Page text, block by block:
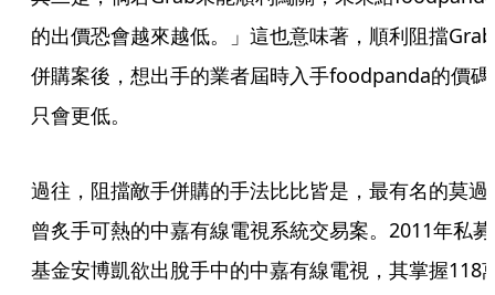
的出價恐會越來越低。」這也意味著，順利阻擋Grab
併購案後，想出手的業者屆時入手foodpanda的價碼
只會更低。
過往，阻擋敵手併購的手法比比皆是，最有名的莫過
曾炙手可熱的中嘉有線電視系統交易案。2011年私募
基金安博凱欲出脫手中的中嘉有線電視，其掌握118